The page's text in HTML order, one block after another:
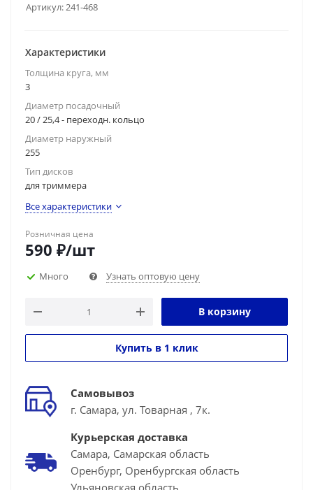
Артикул:241-468
Характеристики
Толщина круга, мм
3
Диаметр посадочный
20 / 25,4 - переходн. кольцо
Диаметр наружный
255
Тип дисков
для триммера
Все характеристики
Розничная цена
590 ₽/шт
Много Узнать оптовую цену
В корзину
Купить в 1 клик
Самовывоз
г. Самара, ул. Товарная , 7к.
Курьерская доставка
Самара, Самарская область
Оренбург, Оренбургская область
Ульяновская область